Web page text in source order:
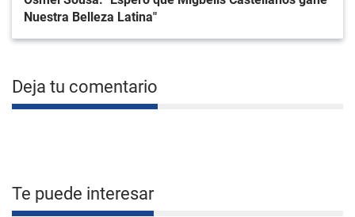
Nuestra Belleza Latina"
Deja tu comentario
Te puede interesar